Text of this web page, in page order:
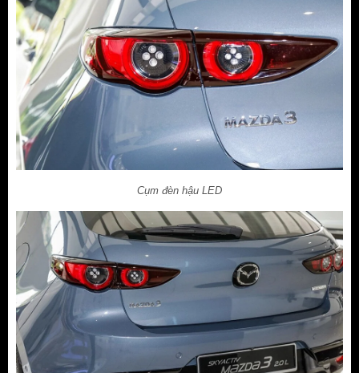
Cụm đèn hậu LED